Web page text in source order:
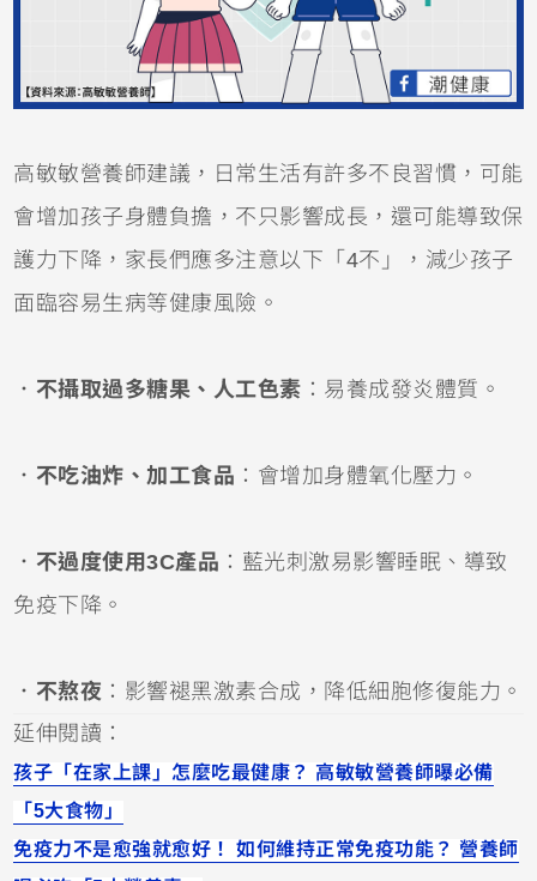
高敏敏營養師建議，日常生活有許多不良習慣，可能
會增加孩子身體負擔，不只影響成長，還可能導致保
護力下降，家長們應多注意以下「4不」，減少孩子
面臨容易生病等健康風險。
． 不攝取過多糖果、人工色素 ：易養成發炎體質。
． 不吃油炸、加工食品 ：會增加身體氧化壓力。
． 不過度使用3C產品 ：藍光刺激易影響睡眠、導致
免疫下降。
． 不熬夜 ：影響褪黑激素合成，降低細胞修復能力。
延伸閱讀：
孩子「在家上課」怎麼吃最健康？ 高敏敏營養師曝必備
「5大食物」
免疫力不是愈強就愈好！ 如何維持正常免疫功能？ 營養師